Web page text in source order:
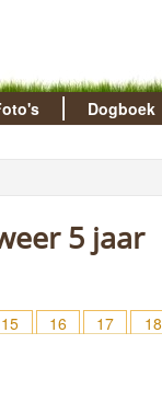
Dogboek
5 jaar
15 16 17 18